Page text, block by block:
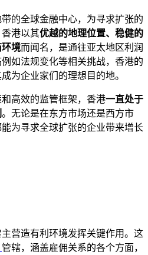
的全球金融中心，为寻求扩张的
港以其优越的地理位置、稳健的
境而闻名，是通往亚太地区利润
如法规变化等相关挑战，香港的
为企业家们的理想目的地。
高效的监管框架，香港一直处于
。无论是在东方市场还是西方市
为寻求全球扩张的企业带来增长
营造有利环境发挥关键作用。这
管辖，涵盖雇佣关系的各个方面，